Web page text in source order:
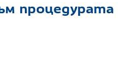
процедурата